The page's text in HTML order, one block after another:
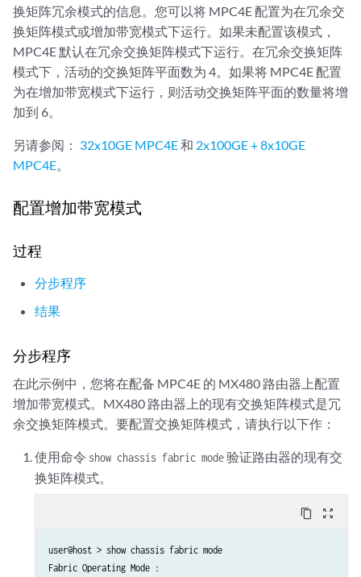
换矩阵冗余模式的信息。您可以将 MPC4E 配置为在冗余交
换矩阵模式或增加带宽模式下运行。如果未配置该模式，
MPC4E 默认在冗余交换矩阵模式下运行。在冗余交换矩阵
模式下，活动的交换矩阵平面数为 4。如果将 MPC4E 配置
为在增加带宽模式下运行，则活动交换矩阵平面的数量将增
加到 6。
另请参阅： 32x10GE MPC4E和 2x100GE + 8x10GE
MPC4E。
配置增加带宽模式
过程
分步程序
结果
分步程序
在此示例中，您将在配备 MPC4E 的 MX480 路由器上配置
增加带宽模式。MX480 路由器上的现有交换矩阵模式是冗
余交换矩阵模式。要配置交换矩阵模式，请执行以下作：
使用命令 show chassis fabric mode验证路由器的现有交
换矩阵模式。
content_copy zoom_out_map
user@host > show chassis fabric mode
Fabric Operating Mode :